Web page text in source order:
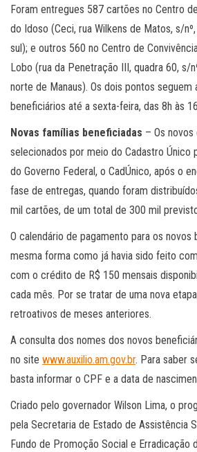
Foram entregues 587 cartões no Centro
do Idoso (Ceci, rua Wilkens de Matos, s/
sul); e outros 560 no Centro de
Lobo (rua da Penetração III, quadra 60, s/
norte de Manaus). Os dois pontos seguem
beneficiários até a sexta-feira, das 8h às
Novas famílias beneficiadas – Os
selecionados por meio do Cadastro Único
do Governo Federal, o CadÚnico, após o
fase de entregas, quando foram
mil cartões, de um total de 300 mil
O calendário de pagamento para os
mesma forma como já havia sido feito
com o crédito de R$ 150 mensais
cada mês. Por se tratar de uma nova
retroativos de meses anteriores.
A consulta dos nomes dos novos
no site www.auxilio.am.gov.br. Para saber
basta informar o CPF e a data de
Criado pelo governador Wilson Lima, o
pela Secretaria de Estado de Assistência
Fundo de Promoção Social e Erradicação